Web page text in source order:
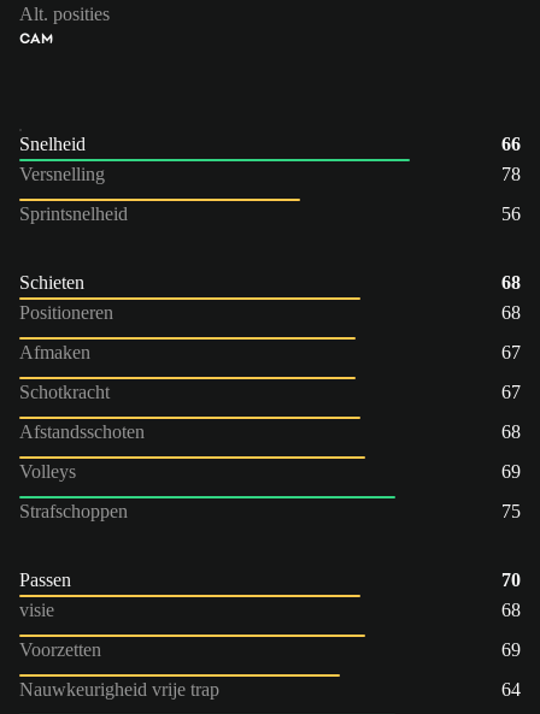
Alt. posities
CAM
Snelheid
66
Versnelling
78
Sprintsnelheid
56
Schieten
68
Positioneren
68
Afmaken
67
Schotkracht
67
Afstandsschoten
68
Volleys
69
Strafschoppen
75
Passen
70
visie
68
Voorzetten
69
Nauwkeurigheid vrije trap
64